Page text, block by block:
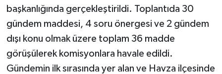
başkanlığında gerçekleştirildi. Toplantıda 30
gündem maddesi, 4 soru önergesi ve 2 gündem
dışı konu olmak üzere toplam 36 madde
görüşülerek komisyonlara havale edildi.
Gündemin ilk sırasında yer alan ve Havza ilçesinde